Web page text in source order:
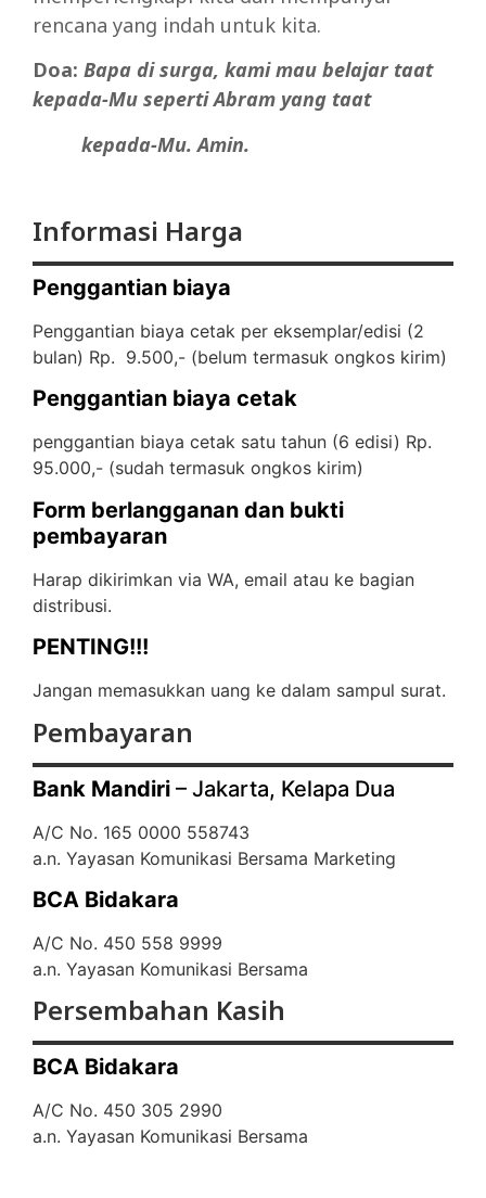
rencana yang indah untuk kita.
Doa: Bapa di surga, kami mau belajar taat
kepada-Mu seperti Abram yang taat
kepada-Mu. Amin.
Informasi Harga
Penggantian biaya
Penggantian biaya cetak per eksemplar/edisi (2
bulan) Rp. 9.500,- (belum termasuk ongkos kirim)
Penggantian biaya cetak
penggantian biaya cetak satu tahun (6 edisi) Rp.
95.000,- (sudah termasuk ongkos kirim)
Form berlangganan dan bukti
pembayaran
Harap dikirimkan via WA, email atau ke bagian
distribusi.
PENTING!!!
Jangan memasukkan uang ke dalam sampul surat.
Pembayaran
Bank Mandiri – Jakarta, Kelapa Dua
A/C No. 165 0000 558743
a.n. Yayasan Komunikasi Bersama Marketing
BCA Bidakara
A/C No. 450 558 9999
a.n. Yayasan Komunikasi Bersama
Persembahan Kasih
BCA Bidakara
A/C No. 450 305 2990
a.n. Yayasan Komunikasi Bersama